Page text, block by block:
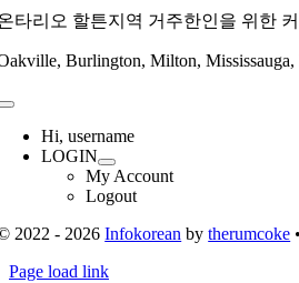
타리오 할튼지역 거주한인을 위한
Burlington, Milton,
Toggle
NavigationHi, username
LOGIN
My Account
Logout
2022 - 2026Infokorean bytherumcoke
Toggle
Page load link